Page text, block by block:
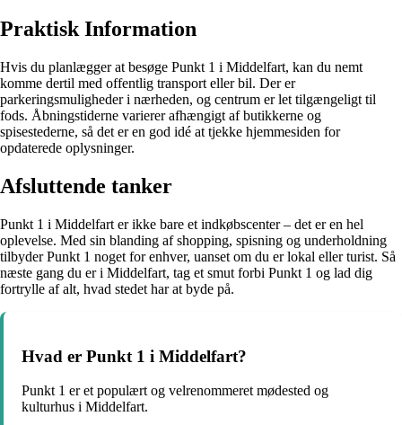
Praktisk Information
Hvis du planlægger at besøge Punkt 1 i Middelfart, kan du nemt
komme dertil med offentlig transport eller bil. Der er
parkeringsmuligheder i nærheden, og centrum er let tilgængeligt til
fods. Åbningstiderne varierer afhængigt af butikkerne og
spisestederne, så det er en god idé at tjekke hjemmesiden for
opdaterede oplysninger.
Afsluttende tanker
Punkt 1 i Middelfart er ikke bare et indkøbscenter – det er en hel
oplevelse. Med sin blanding af shopping, spisning og underholdning
tilbyder Punkt 1 noget for enhver, uanset om du er lokal eller turist. Så
næste gang du er i Middelfart, tag et smut forbi Punkt 1 og lad dig
fortrylle af alt, hvad stedet har at byde på.
Hvad er Punkt 1 i Middelfart?
Punkt 1 er et populært og velrenommeret mødested og
kulturhus i Middelfart.